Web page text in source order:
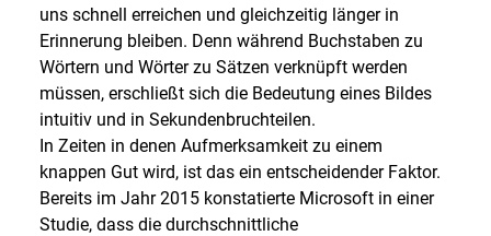
uns schnell erreichen und gleichzeitig länger in
Erinnerung bleiben. Denn während Buchstaben zu
Wörtern und Wörter zu Sätzen verknüpft werden
müssen, erschließt sich die Bedeutung eines Bildes
intuitiv und in Sekundenbruchteilen.
In Zeiten in denen Aufmerksamkeit zu einem
knappen Gut wird, ist das ein entscheidender Faktor.
Bereits im Jahr 2015 konstatierte Microsoft in einer
Studie, dass die durchschnittliche